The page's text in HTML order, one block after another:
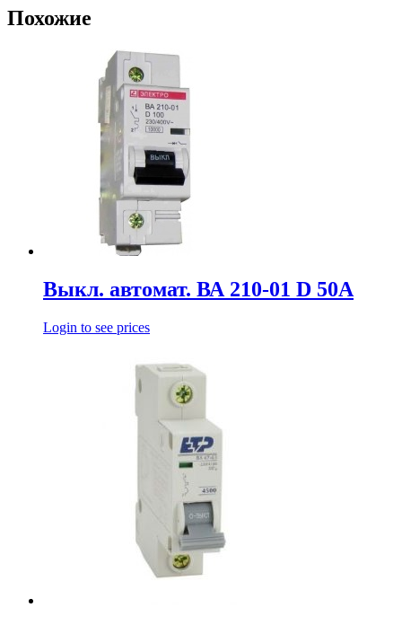
Похожие
Выкл. автомат. ВА 210-01 D 50А
Login to see prices